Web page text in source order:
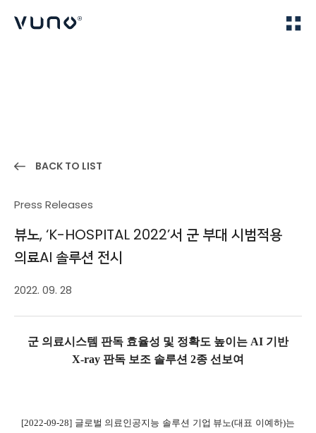
BACK TO LIST
Press Releases
뷰노, ‘K-HOSPITAL 2022’서 군 부대 시범적용
의료AI 솔루션 전시
2022. 09. 28
군 의료시스템 판독 효율성 및 정확도 높이는 AI 기반
X-ray 판독 보조 솔루션 2종 선보여
[2022-09-28] 글로벌 의료인공지능 솔루션 기업 뷰노(대표 이예하)는